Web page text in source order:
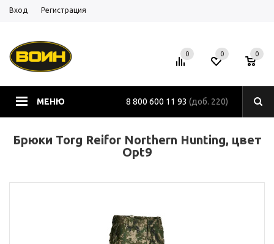
Вход Регистрация
МЕНЮ 8 800 600 11 93 (доб. 220)
0 0 0
Брюки Torg Reifor Northern Hunting, цвет
Opt9